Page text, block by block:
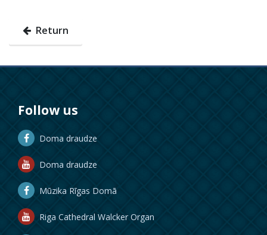
Return
Follow us
Doma draudze
Doma draudze
Mūzika Rīgas Domā
Riga Cathedral Walcker Organ